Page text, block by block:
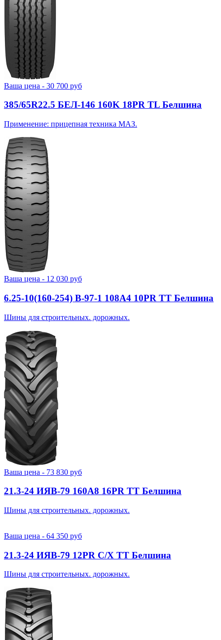
Ваша цена - 30 700 руб
385/65R22.5 БЕЛ-146 160K 18PR TL Белшина
Применение: прицепная техника МАЗ.
Ваша цена - 12 030 руб
6.25-10(160-254) В-97-1 108A4 10PR TT Белшина
Шины для строительных. дорожных.
Ваша цена - 73 830 руб
21.3-24 ИЯВ-79 160A8 16PR TT Белшина
Шины для строительных. дорожных.
Ваша цена - 64 350 руб
21.3-24 ИЯВ-79 12PR С/Х TT Белшина
Шины для строительных. дорожных.